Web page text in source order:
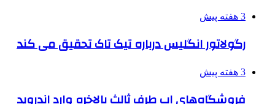
3 هفته پیش
رگولاتور انگلیس درباره تیک تاک تحقیق می کند
3 هفته پیش
فروشگاه‌های اپ طرف ثالث بالاخره وارد اندروید